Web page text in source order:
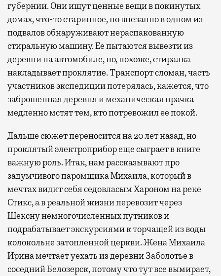
губернии. Они ищут ценные вещи в покинутых
домах, что-то старинное, но внезапно в одном из
подвалов обнаруживают нераспакованную
стиральную машину. Ее пытаются вывезти из
деревни на автомобиле, но, похоже, стиралка
накладывает проклятие. Транспорт сломан, часть
участников экспедиции потерялась, кажется, что
заброшенная деревня и механическая прачка
медленно мстят тем, кто потревожил ее покой.
Дальше сюжет переносится на 20 лет назад, но
проклятый электроприбор еще сыграет в книге
важную роль. Итак, нам рассказывают про
задумчивого паромщика Михаила, который в
мечтах видит себя седовласым Хароном на реке
Стикс, а в реальной жизни перевозит через
Шексну немногочисленных путников и
подрабатывает экскурсиями к торчащей из воды
колокольне затопленной церкви. Жена Михаила
Ирина мечтает уехать из деревни Заболотье в
соседний Белозерск, потому что тут все вымирает,